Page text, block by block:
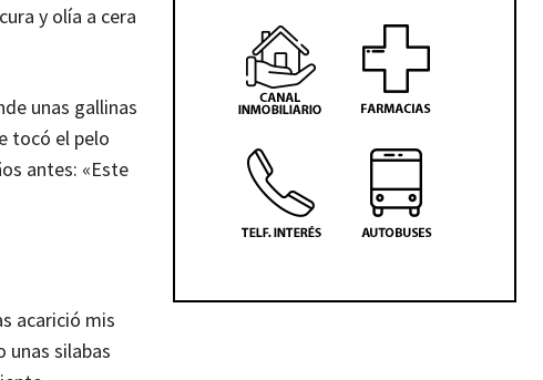
y olía a cera
unas gallinas
tocó el pelo
antes: «Este
acarició mis
unas silabas